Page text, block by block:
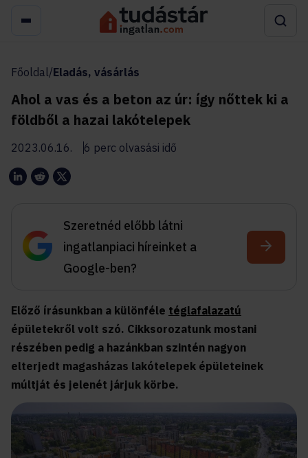
Főoldal/Eladás, vásárlás
Ahol a vas és a beton az úr: így nőttek ki a
földből a hazai lakótelepek
2023.06.16. 6 perc olvasási idő
Szeretnéd előbb látni
ingatlanpiaci híreinket a
Google-ben?
Előző írásunkban a különféle téglafalazatú
épületekről volt szó. Cikksorozatunk mostani
részében pedig a hazánkban szintén nagyon
elterjedt magasházas lakótelepek épületeinek
múltját és jelenét járjuk körbe.